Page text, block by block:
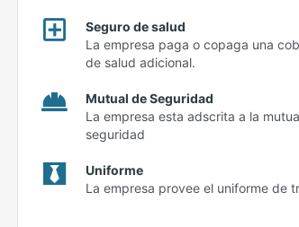
Seguro de salud
La empresa paga o copaga una
de salud adicional.
Mutual de Seguridad
La empresa esta adscrita a la
seguridad
Uniforme
La empresa provee el uniforme de